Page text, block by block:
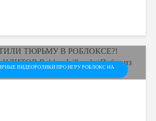
ВИДЕОРОЛИКИ ПРО ИГРУ РОБЛОКС НА